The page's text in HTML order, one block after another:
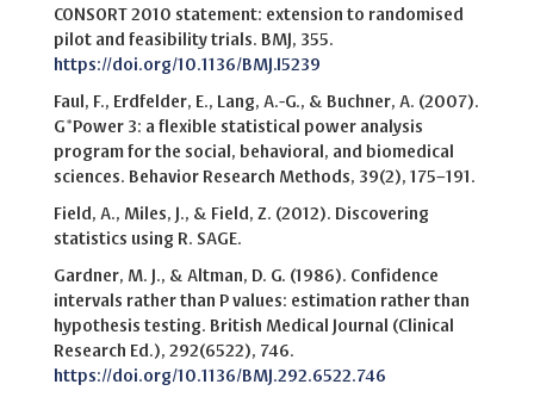
CONSORT 2010 statement: extension to randomised
pilot and feasibility trials. BMJ, 355.
https://doi.org/10.1136/BMJ.I5239
Faul, F., Erdfelder, E., Lang, A.-G., & Buchner, A. (2007).
G*Power 3: a flexible statistical power analysis
program for the social, behavioral, and biomedical
sciences. Behavior Research Methods, 39(2), 175–191.
Field, A., Miles, J., & Field, Z. (2012). Discovering
statistics using R. SAGE.
Gardner, M. J., & Altman, D. G. (1986). Confidence
intervals rather than P values: estimation rather than
hypothesis testing. British Medical Journal (Clinical
Research Ed.), 292(6522), 746.
https://doi.org/10.1136/BMJ.292.6522.746